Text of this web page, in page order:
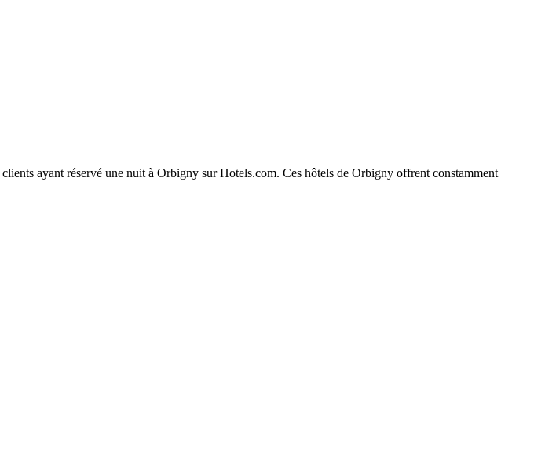
ayant réservé une nuit à Orbigny sur Hotels.com. Ces hôtels de Orbigny offrent constamment